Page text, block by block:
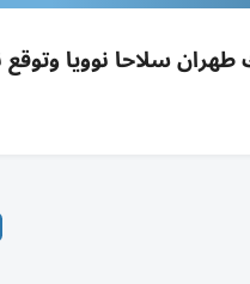
7 أكتوبر عززت رفض امتلاك طهران سلاحا نوويا